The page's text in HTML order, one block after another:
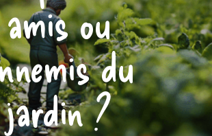
amis ou
du
jardin ?